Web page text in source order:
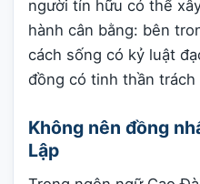
người tín hữu có thể
hành cân bằng: bên
cách sống có kỷ luật
đồng có tinh thần
Không nên đồng
Lập